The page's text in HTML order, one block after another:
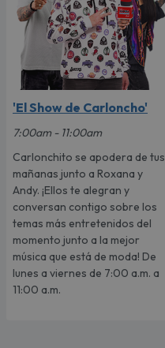
'El Show de Carloncho'
7:00am - 11:00am
Carlonchito se apodera de tus
mañanas junto a Roxana y
Andy. ¡Ellos te alegran y
conversan contigo sobre los
temas más entretenidos del
momento junto a la mejor
música que está de moda! De
lunes a viernes de 7:00 a.m. a
11:00 a.m.